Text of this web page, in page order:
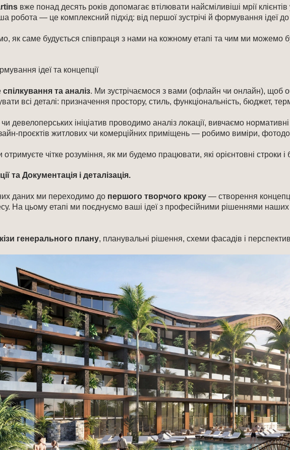
вже понад десять років допомагає втілювати найсміливіші мрії
робота — це комплексний підхід: від першої зустрічі й формування ідеї до
як саме будується співпраця з нами на кожному етапі та чим ми можемо
ідеї та концепції
спілкування та аналіз. Ми зустрічаємося з вами (офлайн чи онлайн), щоб
всі деталі: призначення простору, стиль, функціональність, бюджет,
девелоперських ініціатив проводимо аналіз локації, вивчаємо
проєктів житлових чи комерційних приміщень — робимо виміри,
отримуєте чітке розуміння, як ми будемо працювати, які орієнтовні строки і
та Документація і деталізація.
даних ми переходимо до першого творчого кроку — створення
На цьому етапі ми поєднуємо ваші ідеї з професійними рішеннями наших
генерального плану, планувальні рішення, схеми фасадів і